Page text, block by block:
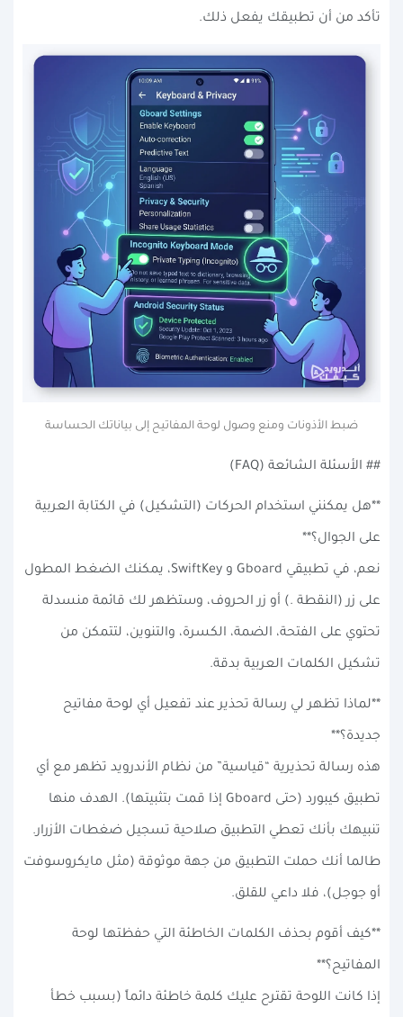
تأكد من أن تطبيقك يفعل ذلك.
ضبط الأذونات ومنع وصول لوحة المفاتيح إلى بياناتك الحساسة
## الأسئلة الشائعة (FAQ)
**هل يمكنني استخدام الحركات (التشكيل) في الكتابة العربية
على الجوال؟**
نعم، في تطبيقي Gboard و SwiftKey، يمكنك الضغط المطول
على زر (النقطة .) أو زر الحروف، وستظهر لك قائمة منسدلة
تحتوي على الفتحة، الضمة، الكسرة، والتنوين، لتتمكن من
تشكيل الكلمات العربية بدقة.
**لماذا تظهر لي رسالة تحذير عند تفعيل أي لوحة مفاتيح
جديدة؟**
هذه رسالة تحذيرية “قياسية” من نظام الأندرويد تظهر مع أي
تطبيق كيبورد (حتى Gboard إذا قمت بتثبيتها). الهدف منها
تنبيهك بأنك تعطي التطبيق صلاحية تسجيل ضغطات الأزرار.
طالما أنك حملت التطبيق من جهة موثوقة (مثل مايكروسوفت
أو جوجل)، فلا داعي للقلق.
**كيف أقوم بحذف الكلمات الخاطئة التي حفظتها لوحة
المفاتيح؟**
إذا كانت اللوحة تقترح عليك كلمة خاطئة دائماً (بسبب خطأ